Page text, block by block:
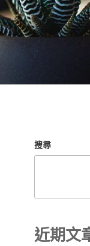
搜尋
近期文